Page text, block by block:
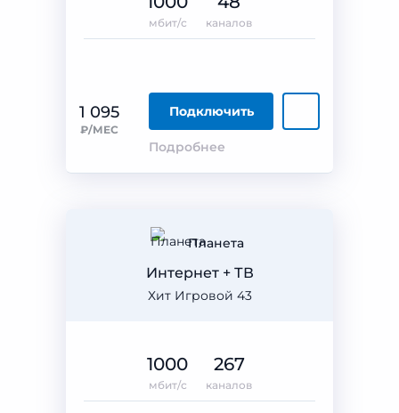
1 095
₽/МЕС
Подключить
Подробнее
мбит/с каналов
Планета
Хит Игровой 43
Интернет + ТВ
1000
мбит/с
267
каналов